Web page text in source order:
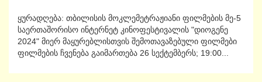
ყურადღება: თბილისის მოკლემეტრაჟიანი ფილმების მე-5
საერთაშორისო ინტერნეტ კინოფესტივალის "დიოგენე
2024" მიერ მაყურებლისთვის შემოთავაზებული ფილმები
ფილმების ჩვენება გაიმართება 26 სექტემბერს; 19:00...